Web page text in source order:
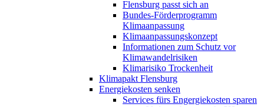
Flensburg passt sich an
Bundes-Förderprogramm
Klimaanpassung
Klimaanpassungskonzept
Informationen zum Schutz vor
Klimawandelrisiken
Klimarisiko Trockenheit
Klimapakt Flensburg
Energiekosten senken
Services fürs Engergiekosten sparen